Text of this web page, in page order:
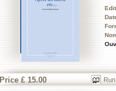
Price £ 15.00